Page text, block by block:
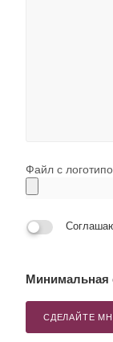
Файл с
Минимальная
СДЕЛАЙТЕ